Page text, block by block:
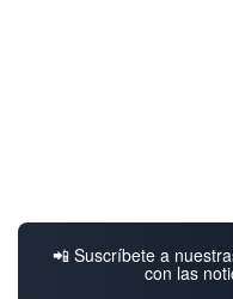
📲 Suscríbete a
con las